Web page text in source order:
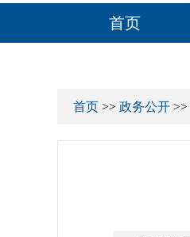
首页
首页 >> 政务公开 >>